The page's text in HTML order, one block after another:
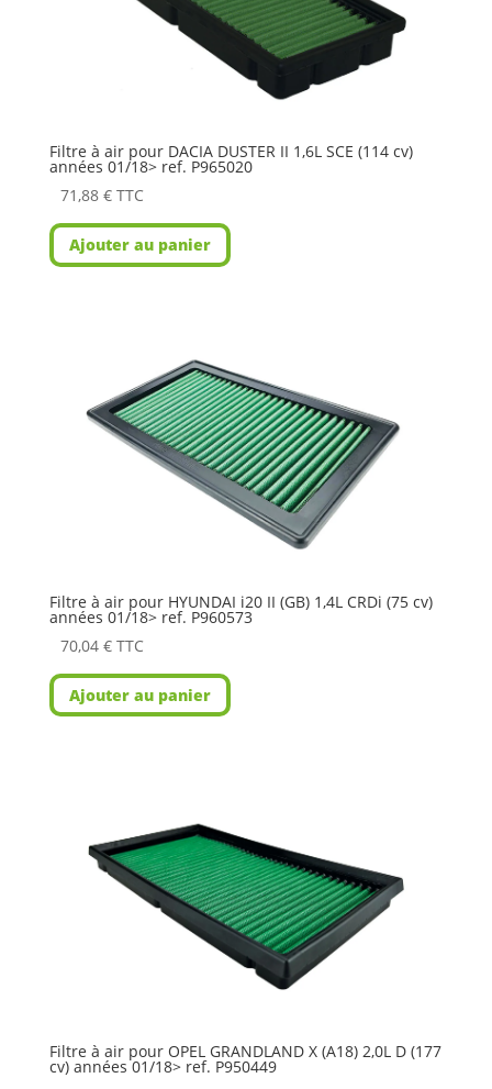
Filtre à air pour DACIA DUSTER II 1,6L SCE (114 cv)
années 01/18> ref. P965020
71,88 € TTC
Ajouter au panier
Filtre à air pour HYUNDAI i20 II (GB) 1,4L CRDi (75 cv)
années 01/18> ref. P960573
70,04 € TTC
Ajouter au panier
Filtre à air pour OPEL GRANDLAND X (A18) 2,0L D (177
cv) années 01/18> ref. P950449